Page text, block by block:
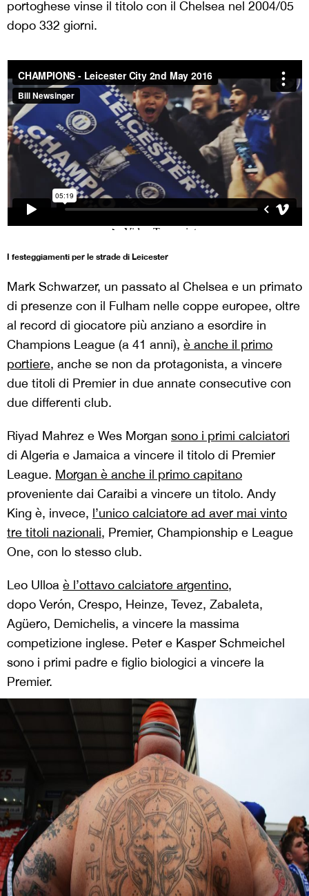
portoghese vinse il titolo con il Chelsea nel 2004/05
dopo 332 giorni.
I festeggiamenti per le strade di Leicester
Mark Schwarzer, un passato al Chelsea e un primato
di presenze con il Fulham nelle coppe europee, oltre
al record di giocatore più anziano a esordire in
Champions League (a 41 anni), è anche il primo
portiere, anche se non da protagonista, a vincere
due titoli di Premier in due annate consecutive con
due differenti club.
Riyad Mahrez e Wes Morgan sono i primi calciatori
di Algeria e Jamaica a vincere il titolo di Premier
League. Morgan è anche il primo capitano
proveniente dai Caraibi a vincere un titolo. Andy
King è, invece, l’unico calciatore ad aver mai vinto
tre titoli nazionali, Premier, Championship e League
One, con lo stesso club.
Leo Ulloa è l’ottavo calciatore argentino,
dopo Verón, Crespo, Heinze, Tevez, Zabaleta,
Agüero, Demichelis, a vincere la massima
competizione inglese. Peter e Kasper Schmeichel
sono i primi padre e figlio biologici a vincere la
Premier.